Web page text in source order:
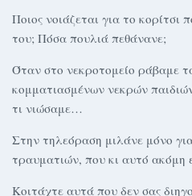
Ποιος νοιάζεται για το κορίτσι
του; Πόσα πουλιά πεθάνανε;
Όταν στο νεκροτομείο ράβαμε
κομματιασμένων νεκρών
τι νιώσαμε…
Στην τηλεόραση μιλάνε μόνο
τραυματιών, που κι αυτό ακόμη
Κοιτάχτε αυτά που δεν σας